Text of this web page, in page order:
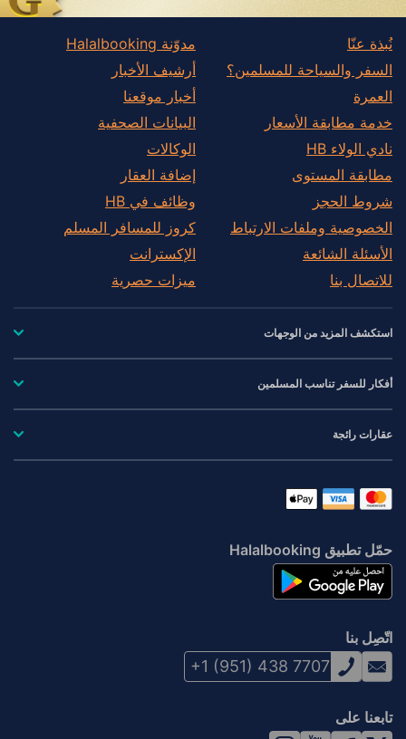
نُبذة عنّا
السفر والسياحة للمسلمين؟
العمرة
خدمة مطابقة الأسعار
نادي الولاء HB
مطابقة المستوى
شروط الحجز
الخصوصية وملفات الارتباط
الأسئلة الشائعة
للاتصال بنا
مدوّنة Halalbooking
أرشيف الأخبار
أخبار موقعنا
البيانات الصحفية
الوكالات
إضافة العقار
وظائف في HB
كروز للمسافر المسلم
الإكسترانت
ميزات حصرية
استكشف المزيد من الوجهات
أفكار للسفر تناسب المسلمين
عقارات رائجة
حمّل تطبيق Halalbooking
اتّصِل بنا
+1 (951) 438 7707
تابعنا على